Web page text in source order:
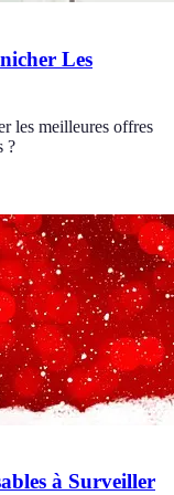
Les
les meilleures offres
?
à Surveiller